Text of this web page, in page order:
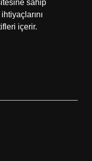
sahip
içerir.